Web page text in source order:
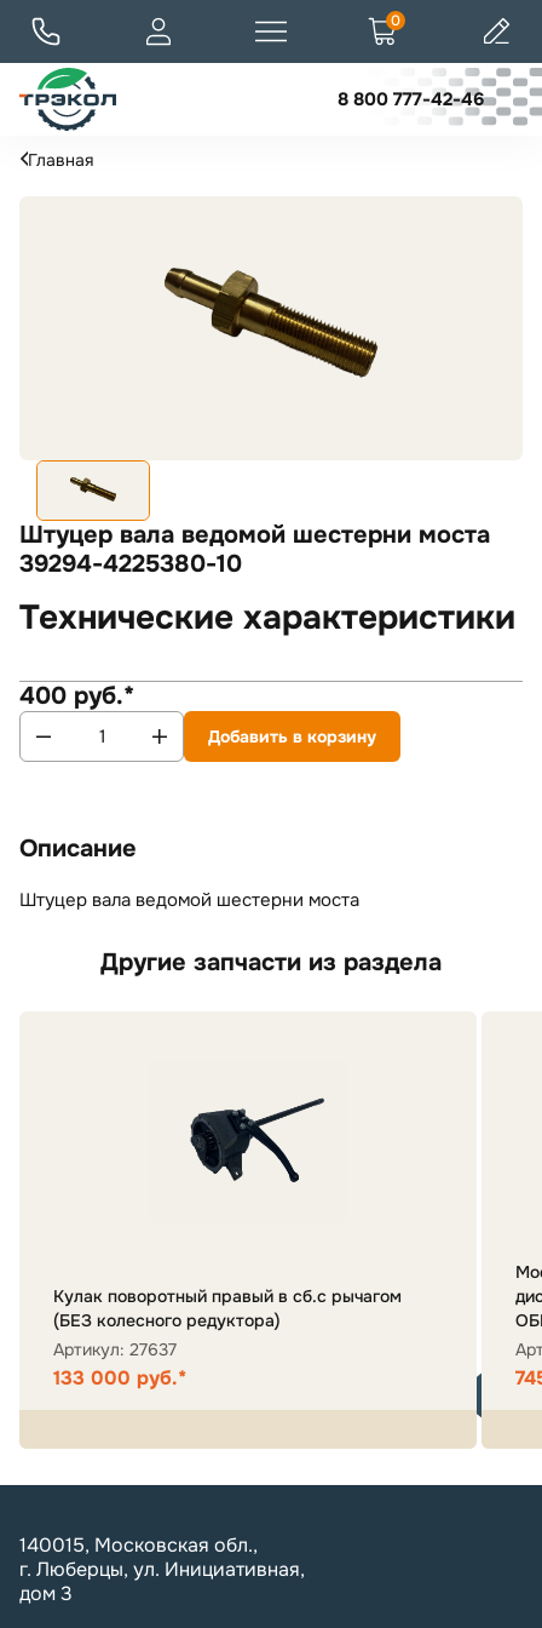
8 800 777-42-46
0
Главная
Штуцер вала ведомой шестерни моста
39294-4225380-10
Технические характеристики
400 руб.*
Добавить в корзину
Описание
Штуцер вала ведомой шестерни моста
Другие запчасти из раздела
Кулак поворотный правый в сб.с рычагом
(БЕЗ колесного редуктора)
Артикул: 27637
133 000 руб.*
140015, Московская обл.,
г. Люберцы, ул. Инициативная,
дом 3